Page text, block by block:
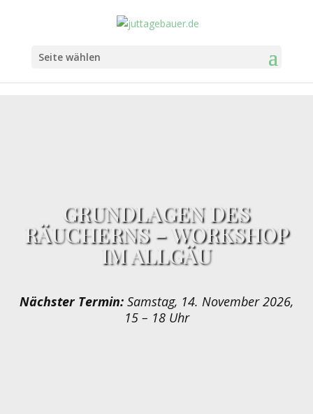
Seite wählen
GRUNDLAGEN DES
RÄUCHERNS – WORKSHOP
IM ALLGÄU
Nächster Termin: Samstag, 14. November 2026,
15 – 18 Uhr